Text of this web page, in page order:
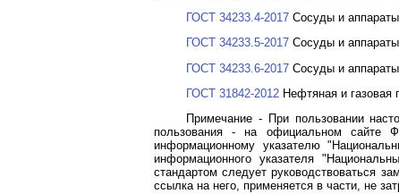
ГОСТ 34233.4-2017 Сосуды и
ГОСТ 34233.5-2017 Сосуды и
ГОСТ 34233.6-2017 Сосуды и
ГОСТ 31842-2012 Нефтяная и газовая
Примечание - При пользовании
пользования - на официальном сайте
информационному указателю
информационного указателя
стандартом следует руководствоваться
ссылка на него, применяется в части, не